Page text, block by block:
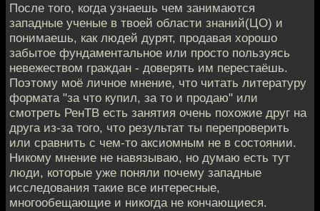
После того, когда узнаешь чем занимаются
западные ученые в твоей области знаний(ЦО) и
понимаешь, как людей дурят, продавая хорошо
забытое фундаментальное или просто пользуясь
невежеством граждан - доверять им перестаёшь.
Поэтому моё личное мнение, что читать литературу
формата "за что купил, за то и продаю" или
смотреть РенТВ есть занятия очень похожие друг на
друга из-за того, что результат ты перепроверить
или сравнить с чем-то аксиомным не в состоянии.
Никому мнение не навязываю, но думаю есть тут
люди, которые уже поняли почему западные
исследования такие все интересные,
многообещающие и никогда не кончающиеся.